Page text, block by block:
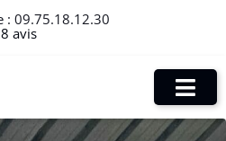
: 09.75.18.12.30
avis